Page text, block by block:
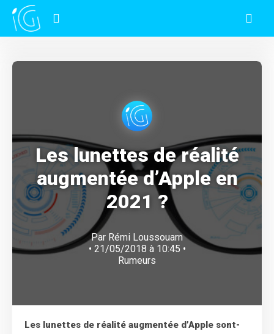
Les lunettes de réalité
augmentée d’Apple en
2021 ?
Par Rémi Loussouarn
• 21/05/2018 à 10:45 •
Rumeurs
Les lunettes de réalité augmentée d’Apple sont-